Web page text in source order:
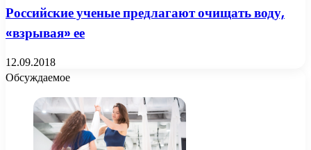
Российские ученые предлагают очищать воду,
«взрывая» ее
12.09.2018
Обсуждаемое